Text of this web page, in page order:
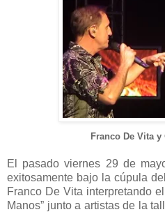
Franco De Vita y
El pasado viernes 29 de
exitosamente bajo la cúpula
Franco De Vita interpretando
Manos” junto a artistas de la